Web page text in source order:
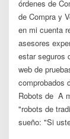
órdenes de
de Compra y
en mi cuenta
asesores
estar seguros
web de
comprobados
Robots de A
"robots de
sueño: "Si